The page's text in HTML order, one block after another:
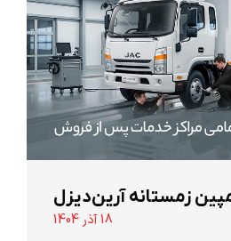
زمستانه آرین‌دیزل
18 آذر 1404